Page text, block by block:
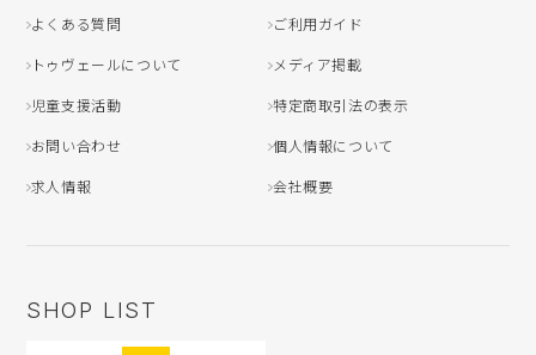
よくある質問 ご利用ガイド
トゥヴェールについて メディア掲載
児童支援活動 特定商取引法の表示
お問い合わせ 個人情報について
求人情報 会社概要
SHOP LIST